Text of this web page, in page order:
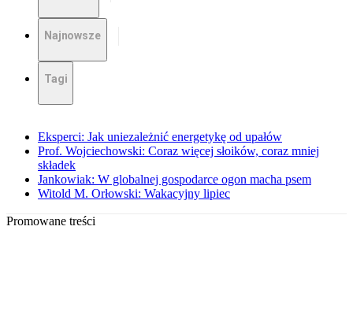
Najnowsze
Tagi
Eksperci: Jak uniezależnić energetykę od upałów
Prof. Wojciechowski: Coraz więcej słoików, coraz mniej
składek
Jankowiak: W globalnej gospodarce ogon macha psem
Witold M. Orłowski: Wakacyjny lipiec
Promowane treści